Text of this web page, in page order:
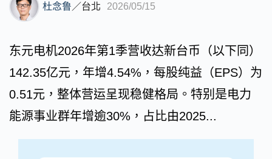
杜念鲁 ／台北 2026/05/15
东元电机2026年第1季营收达新台币（以下同）
142.35亿元，年增4.54%，每股纯益（EPS）为
0.51元，整体营运呈现稳健格局。特别是电力
能源事业群年增逾30%，占比由2025...